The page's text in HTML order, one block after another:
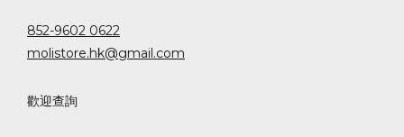
852-9602 0622
molistore.hk@gmail.com
歡迎查詢